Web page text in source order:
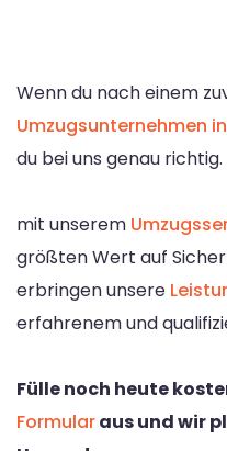
Wenn du nach einem
Umzugsunternehmen
du bei uns genau richtig.
mit unserem
größten Wert auf
erbringen unsere
erfahrenem und
Fülle noch heute
Formularaus und wir